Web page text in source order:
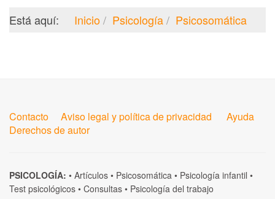
Está aquí: Inicio Psicología Psicosomática
Contacto Aviso legal y política de privacidad
Ayuda
Derechos de autor
PSICOLOGÍA: • Artículos • Psicosomática • Psicología infantil •
Test psicológicos • Consultas • Psicología del trabajo